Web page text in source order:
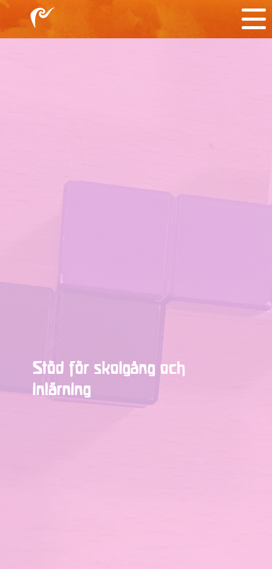
Stöd för skolgång och
inlärning